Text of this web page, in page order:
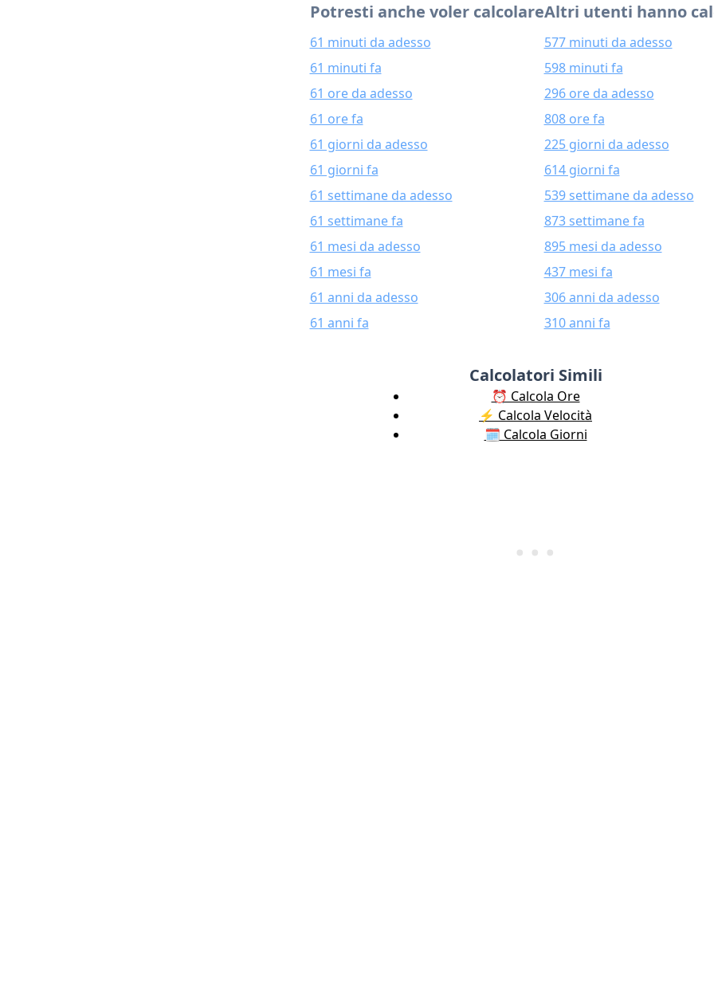
Potresti anche voler calcolare
61 minuti da adesso
61 minuti fa
61 ore da adesso
61 ore fa
61 giorni da adesso
61 giorni fa
61 settimane da adesso
61 settimane fa
61 mesi da adesso
61 mesi fa
61 anni da adesso
61 anni fa
Altri utenti hanno
577 minuti da adesso
598 minuti fa
296 ore da adesso
808 ore fa
225 giorni da adesso
614 giorni fa
539 settimane da adesso
873 settimane fa
895 mesi da adesso
437 mesi fa
306 anni da adesso
310 anni fa
Calcolatori Simili
⏰ Calcola Ore
⚡️ Calcola Velocità
🗓️ Calcola Giorni